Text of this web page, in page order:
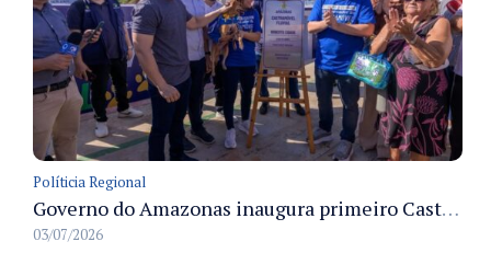
Políticia Regional
Governo do Amazonas inaugura primeiro Castramóvel Fluvial para atendimento veterinário às comunidades ribeirinhas e castração gratuita
03/07/2026